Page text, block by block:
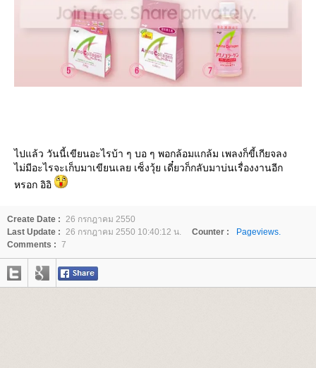
ไปแล้ว วันนี้เขียนอะไรบ้า ๆ บอ ๆ พอกล้อมแกล้ม เพลงก็ขี้เกียจลง
ไม่มีอะไรจะเก็บมาเขียนเลย เซ็งวุ้ย เดี๋ยวก็กลับมาบ่นเรื่องงานอีก
หรอก อิอิ
Create Date : 26 กรกฎาคม 2550
Last Update : 26 กรกฎาคม 2550 10:40:12 น. Counter :
Pageviews.
Comments : 7